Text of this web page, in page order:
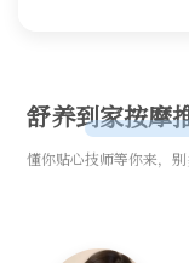
舒养到家按摩
懂你贴心技师等你来，别